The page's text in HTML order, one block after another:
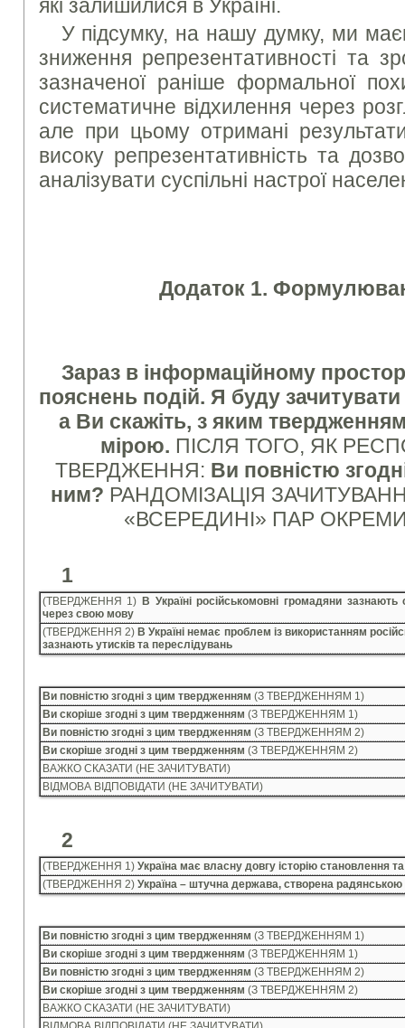
які залишилися в Україні.
У підсумку, на нашу думку, ми
зниження репрезентативності та
зазначеної раніше формальної
систематичне відхилення через
але при цьому отримані
високу репрезентативність та
аналізувати суспільні настрої
Додаток 1.
Зараз в інформаційному
пояснень подій. Я буду
а Ви скажіть, з яким
мірою. ПІСЛЯ ТОГО, ЯК
ТВЕРДЖЕННЯ: Ви повністю
ним? РАНДОМІЗАЦІЯ
«ВСЕРЕДИНІ» ПАР
1
(ТВЕРДЖЕННЯ 1) В Україні російськомовні громадяни
через свою мову
(ТВЕРДЖЕННЯ 2)В Україні немає проблем із використанням
зазнають утисків та переслідувань
Ви повністю згодні з цим твердженням (З ТВЕРДЖЕННЯМ 1)
Ви скоріше згодні з цим твердженням (З ТВЕРДЖЕННЯМ 1)
Ви повністю згодні з цим твердженням (З ТВЕРДЖЕННЯМ 2)
Ви скоріше згодні з цим твердженням (З ТВЕРДЖЕННЯМ 2)
ВАЖКО СКАЗАТИ (НЕ ЗАЧИТУВАТИ)
ВІДМОВА ВІДПОВІДАТИ (НЕ ЗАЧИТУВАТИ)
2
(ТВЕРДЖЕННЯ 1)Україна має власну довгу історію становлення
(ТВЕРДЖЕННЯ 2)Україна – штучна держава, створена радянською
Ви повністю згодні з цим твердженням (З ТВЕРДЖЕННЯМ 1)
Ви скоріше згодні з цим твердженням (З ТВЕРДЖЕННЯМ 1)
Ви повністю згодні з цим твердженням (З ТВЕРДЖЕННЯМ 2)
Ви скоріше згодні з цим твердженням (З ТВЕРДЖЕННЯМ 2)
ВАЖКО СКАЗАТИ (НЕ ЗАЧИТУВАТИ)